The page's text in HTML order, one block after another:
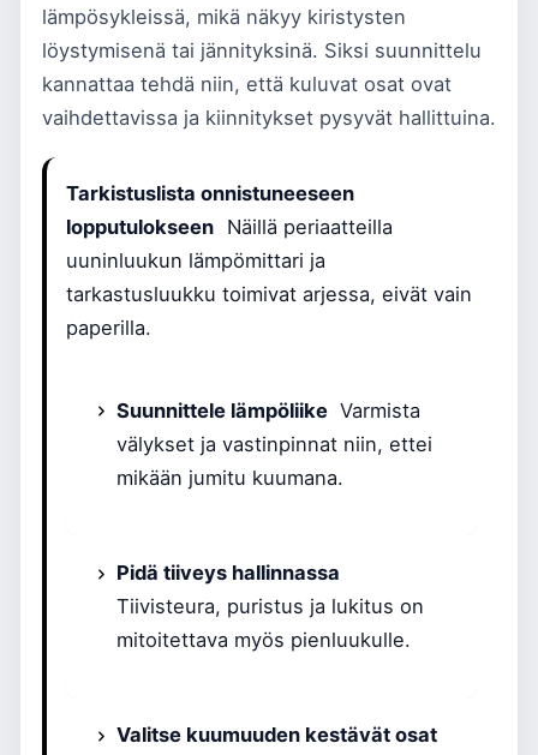
lämpösykleissä, mikä näkyy kiristysten
löystymisenä tai jännityksinä. Siksi suunnittelu
kannattaa tehdä niin, että kuluvat osat ovat
vaihdettavissa ja kiinnitykset pysyvät hallittuina.
Tarkistuslista onnistuneeseen
lopputulokseen Näillä periaatteilla
uuninluukun lämpömittari ja
tarkastusluukku toimivat arjessa, eivät vain
paperilla.
Suunnittele lämpöliike Varmista
välykset ja vastinpinnat niin, ettei
mikään jumitu kuumana.
Pidä tiiveys hallinnassa
Tiivisteura, puristus ja lukitus on
mitoitettava myös pienluukulle.
Valitse kuumuuden kestävät osat